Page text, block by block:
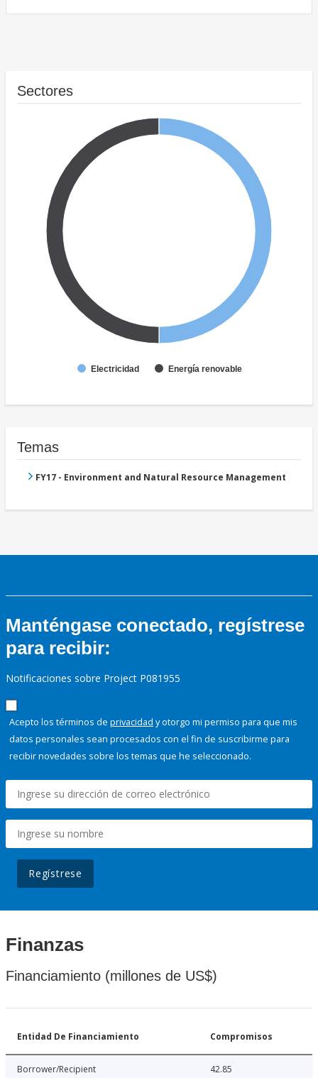
Sectores
Electricidad Energía renovable
Temas
FY17 - Environment and Natural Resource Management
Manténgase conectado, regístrese
para recibir:
Notificaciones sobre Project P081955
Acepto los términos de privacidad y otorgo mi permiso para que mis
datos personales sean procesados con el fin de suscribirme para
recibir novedades sobre los temas que he seleccionado.
Regístrese
Finanzas
Financiamiento (millones de US$)
Entidad De Financiamiento Compromisos
Borrower/Recipient 42.85